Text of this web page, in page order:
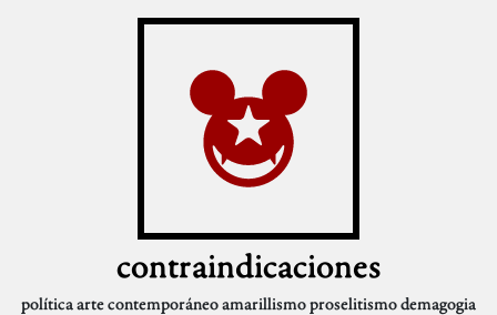
contraindicaciones
políticaarte contemporáneoamarillismoproselitismodemagogia